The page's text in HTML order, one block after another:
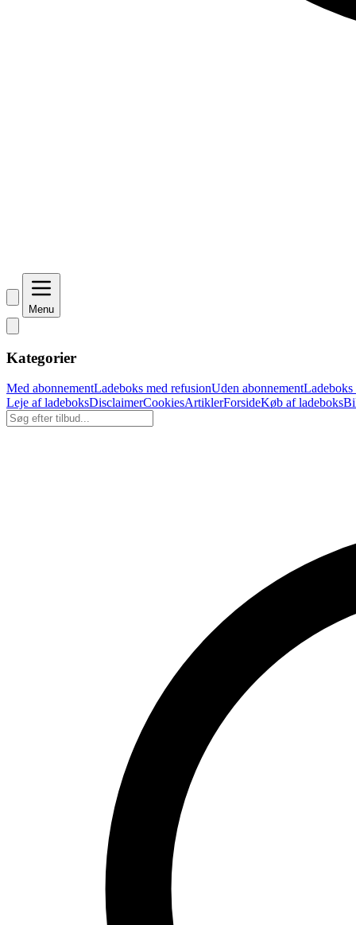
Menu
Kategorier
Med abonnementLadeboks med refusionUden abonnement
Leje af ladeboksDisclaimerCookiesArtiklerForsideKøb af ladeboks